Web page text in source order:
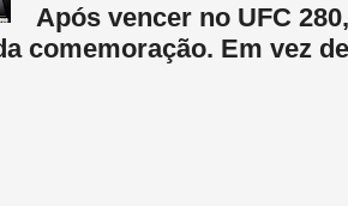
Após vencer no UFC
comemoração. Em vez